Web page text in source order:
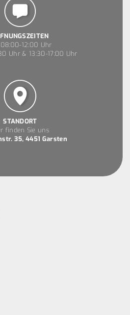
08:00-12:00 Uhr
Uhr & 13:30-17:00 Uhr
STANDORT
finden Sie uns
35, 4451 Garsten